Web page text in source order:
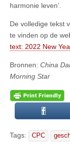
harmonie leven’.
De volledige tekst
te vinden op de
text: 2022 New
Bronnen: China
Morning Star
Tags: CPC